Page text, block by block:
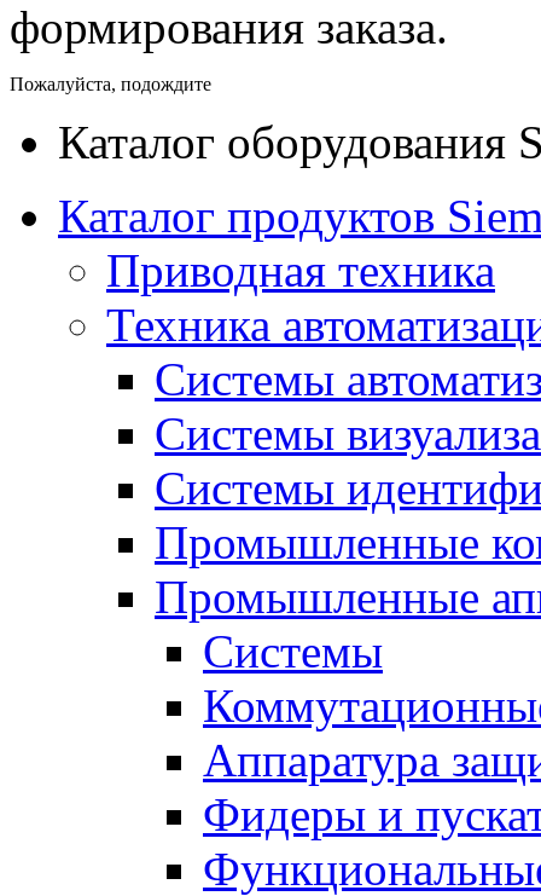
формирования заказа.
Пожалуйста, подождите
Каталог оборудования
Каталог продуктов
Приводная техника
Техника
Системы
Системы
Системы
Промышленные
Промышленные
Системы
Аппаратура
Фидеры и